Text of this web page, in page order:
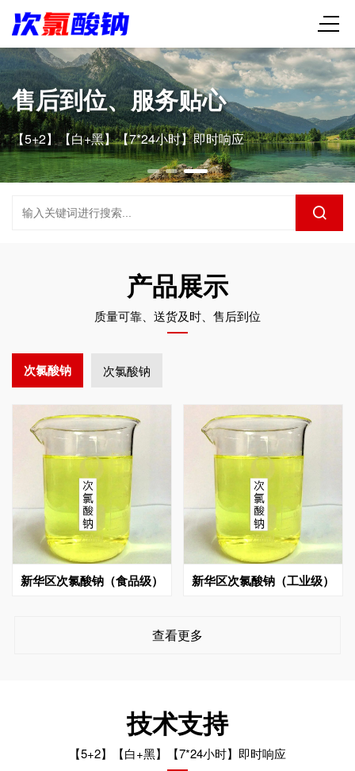
售后到位、服务贴心
【5+2】【白+黑】【7*24小时】即时响应
产品展示
质量可靠、送货及时、售后到位
次氯酸钠 次氯酸钠
新华区次氯酸钠（食品级） 新华区次氯酸钠（工业级）
查看更多
技术支持
【5+2】【白+黑】【7*24小时】即时响应